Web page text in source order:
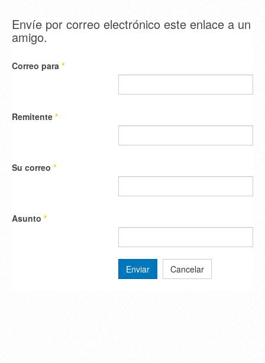
Envíe por correo electrónico este enlace a un
amigo.
Correo para *
Remitente *
Su correo *
Asunto *
Enviar Cancelar